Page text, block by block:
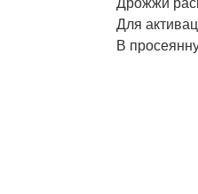
Для
В